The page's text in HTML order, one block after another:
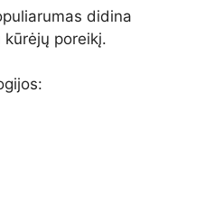
didina
poreikį.